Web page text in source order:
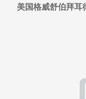
美国格威舒伯拜耳